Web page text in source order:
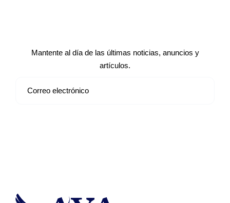
Mantente al día de las últimas noticias, anuncios y
artículos.